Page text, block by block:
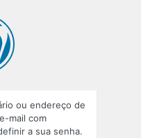
ou endereço de
mail com
a sua senha.